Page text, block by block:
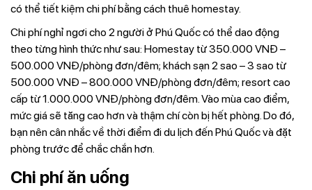
có thể tiết kiệm chi phí bằng cách thuê homestay.
Chi phí nghỉ ngơi cho 2 người ở Phú Quốc có thể dao động
theo từng hình thức như sau: Homestay từ 350.000 VNĐ –
500.000 VNĐ/phòng đơn/đêm; khách sạn 2 sao – 3 sao từ
500.000 VNĐ – 800.000 VNĐ/phòng đơn/đêm; resort cao
cấp từ 1.000.000 VNĐ/phòng đơn/đêm. Vào mùa cao điểm,
mức giá sẽ tăng cao hơn và thậm chí còn bị hết phòng. Do đó,
bạn nên cân nhắc về thời điểm đi du lịch đến Phú Quốc và đặt
phòng trước để chắc chắn hơn.
Chi phí ăn uống